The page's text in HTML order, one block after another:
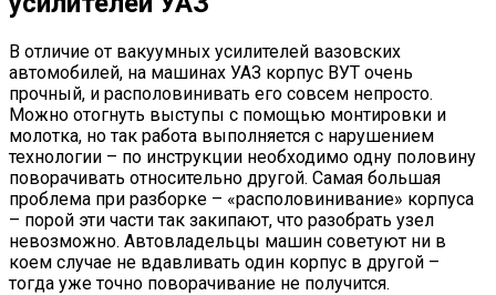
В отличие от вакуумных усилителей вазовских
автомобилей, на машинах УАЗ корпус ВУТ очень
прочный, и располовинивать его совсем непросто.
Можно отогнуть выступы с помощью монтировки и
молотка, но так работа выполняется с нарушением
технологии – по инструкции необходимо одну половину
поворачивать относительно другой. Самая большая
проблема при разборке – «располовинивание» корпуса
– порой эти части так закипают, что разобрать узел
невозможно. Автовладельцы машин советуют ни в
коем случае не вдавливать один корпус в другой –
тогда уже точно поворачивание не получится.